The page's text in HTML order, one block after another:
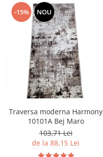
-15% NOU
Traversa moderna Harmony
10101A Bej Maro
103,71 Lei
de la 88,15 Lei